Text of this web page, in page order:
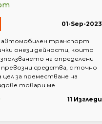
01-Sep-2023
автомобилен транспорт
онези дейности, които
на определени
средства, с точно
цел за преместване на
товари ме ...
11 Изгледи